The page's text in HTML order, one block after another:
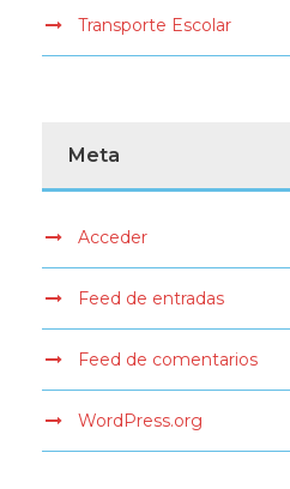
Transporte Escolar
Meta
Acceder
Feed de entradas
Feed de comentarios
WordPress.org